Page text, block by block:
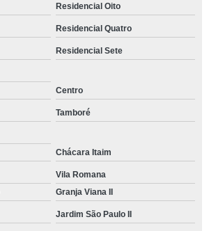
Residencial Oito
Residencial Quatro
Residencial Sete
Centro
Tamboré
Chácara Itaim
Vila Romana
Granja Viana II
Jardim São Paulo II